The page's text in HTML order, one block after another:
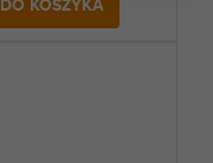
DO KOSZYKA